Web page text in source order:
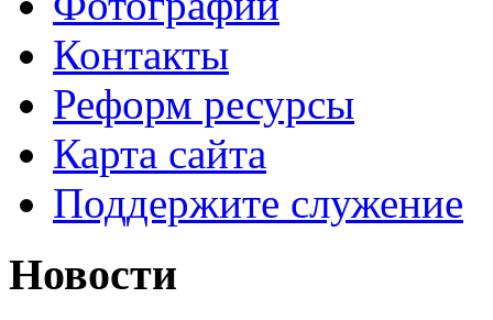
Контакты
Реформ ресурсы
Карта сайта
Поддержите служение
Новости